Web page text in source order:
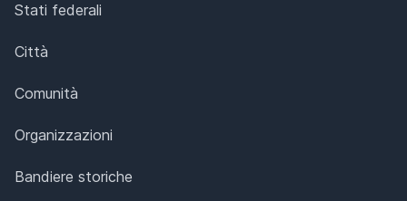
Stati federali
Città
Comunità
Organizzazioni
Bandiere storiche